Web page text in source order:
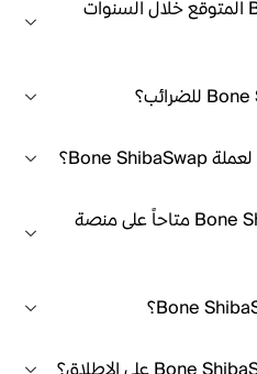
ما هو سعر Bone ShibaSwap المتوقع خلال السنوات
متى سيكون تداول Bone ShibaSwap متاحاً على منصة